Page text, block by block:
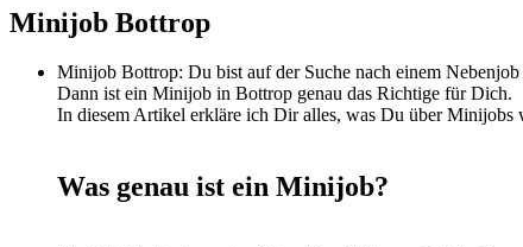
Minijob Bottrop
Minijob Bottrop: Du bist auf der Suche nach einem
Dann ist ein Minijob in Bottrop genau das Richtige für Dich.
In diesem Artikel erkläre ich Dir alles, was Du über Minijobs
Was genau ist ein Minijob?